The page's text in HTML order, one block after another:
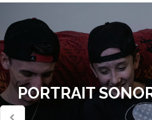
PORTRAIT